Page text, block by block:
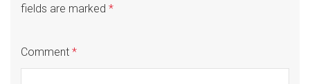
fields are marked *
Comment *